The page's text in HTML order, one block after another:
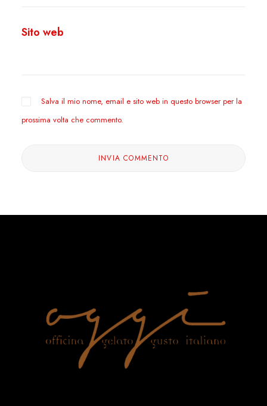
Sito web
Salva il mio nome, email e sito web in questo browser per la
prossima volta che commento.